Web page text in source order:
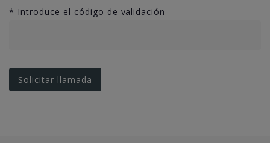
* Introduce el código de validación